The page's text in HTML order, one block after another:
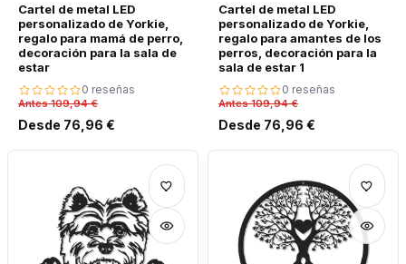
Cartel de metal LED
personalizado de Yorkie,
regalo para mamá de perro,
decoración para la sala de
estar
0 reseñas
Antes 109,94 €
Desde 76,96 €
Cartel de metal LED
personalizado de Yorkie,
regalo para amantes de los
perros, decoración para la
sala de estar 1
0 reseñas
Antes 109,94 €
Desde 76,96 €